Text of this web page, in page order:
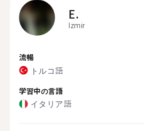
E.
Izmir
流暢
トルコ語
学習中の言語
イタリア語